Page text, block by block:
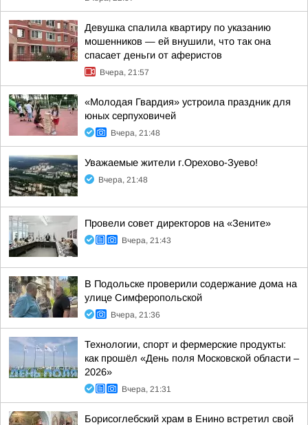
Девушка спалила квартиру по указанию
мошенников — ей внушили, что так она
спасает деньги от аферистов
Вчера, 21:57
«Молодая Гвардия» устроила праздник для
юных серпуховичей
Вчера, 21:48
Уважаемые жители г.Орехово-Зуево!
Вчера, 21:48
Провели совет директоров на «Зените»
Вчера, 21:43
В Подольске проверили содержание дома на
улице Симферопольской
Вчера, 21:36
Технологии, спорт и фермерские продукты:
как прошёл «День поля Московской области –
2026»
Вчера, 21:31
Борисоглебский храм в Енино встретил свой